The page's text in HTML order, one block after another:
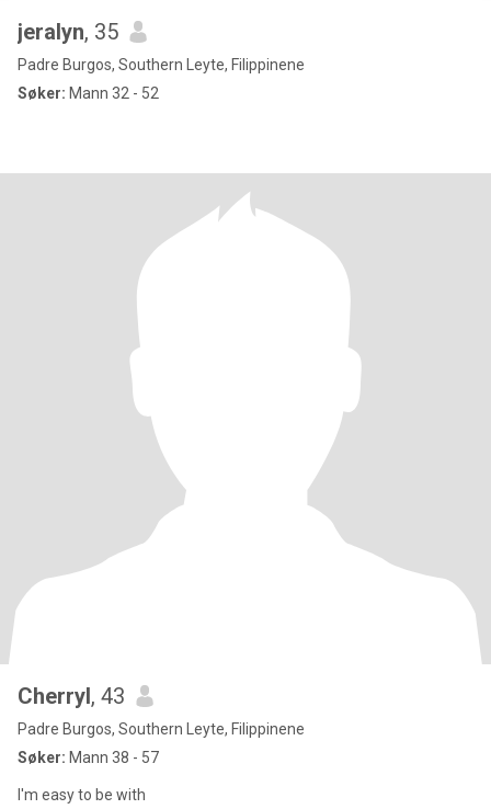
jeralyn, 35
Padre Burgos, Southern Leyte, Filippinene
Søker: Mann 32 - 52
Cherryl, 43
Padre Burgos, Southern Leyte, Filippinene
Søker: Mann 38 - 57
I'm easy to be with